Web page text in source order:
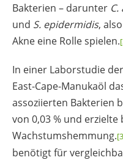
Bakterien – darunter C.
und S. epidermidis,
Akne eine Rolle spielen.
In einer Laborstudie
East-Cape-Manukaöl
assoziierten Bakterien
von 0,03 % und erzielte
Wachstumshemmung.
benötigt für